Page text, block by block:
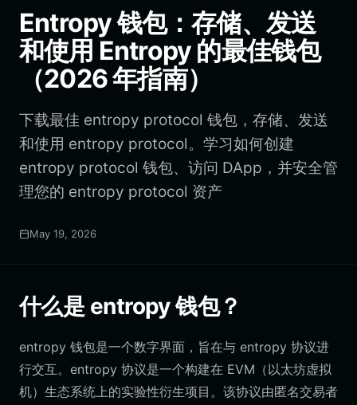
Português (Portugal)
Bahasa Indonesia
ภาษาไทย
Português (Brasil)
Español (Argentina)
Entropy 钱包：存储、发送
和使用 Entropy 的最佳钱包
（2026 年指南）
下载最佳 entropy protocol 钱包，存储、发送
和使用 entropy protocol。学习如何创建
entropy protocol 钱包、访问 DApp，并安全管
理您的 entropy protocol 资产
May 19, 2026
什么是 entropy 钱包？
entropy 钱包是一个数字界面，旨在与 entropy 协议进
行交互。entropy 协议是一个构建在 EVM（以太坊虚拟
机）生态系统上的实验性衍生项目。该协议由匿名交易者